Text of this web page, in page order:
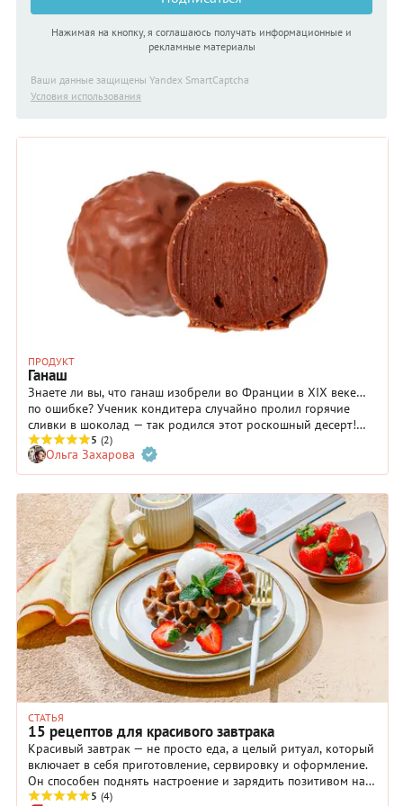
Нажимая на кнопку, я соглашаюсь получать информационные и
рекламные материалы
Ваши данные защищены Yandex SmartCaptcha
Условия использования
ПРОДУКТ
Ганаш
Знаете ли вы, что ганаш изобрели во Франции в XIX веке…
по ошибке? Ученик кондитера случайно пролил горячие
сливки в шоколад — так родился этот роскошный десерт!
Сегодня его используют для тортов, трюфелей и даже латте.
Наш материал раскроет много его секретов, в том числе и
главный: как добиться идеальной текстуры ганаша всего за 5
минут.
5 (2)
Ольга Захарова
СТАТЬЯ
15 рецептов для красивого завтрака
Красивый завтрак — не просто еда, а целый ритуал, который
включает в себя приготовление, сервировку и оформление.
Он способен поднять настроение и зарядить позитивом на
весь день. Это прекрасный способ порадовать себя и
5 (4)